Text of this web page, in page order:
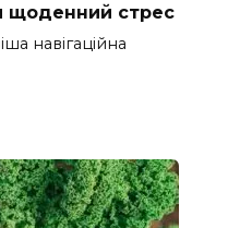
щоденний стрес
навігаційна